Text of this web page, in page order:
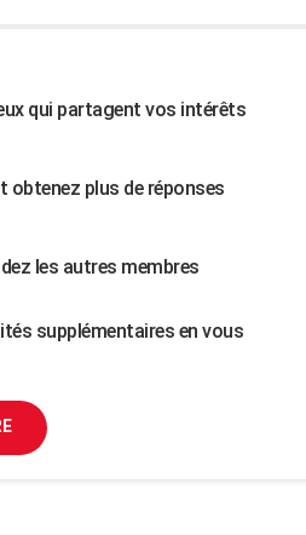
qui partagent vos intérêts
plus de réponses
les autres membres
supplémentaires en vous